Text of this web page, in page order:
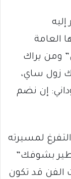
العامة
ومن يراك
زول ساي،
إن نضم
لمسيرته
طير بشوفك”
الفن قد تكون